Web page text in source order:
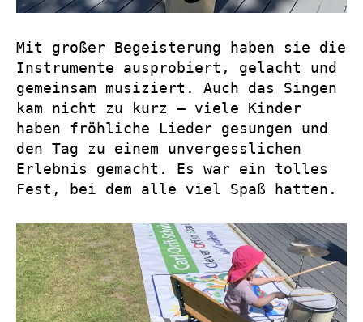
Mit großer Begeisterung haben sie die
Instrumente ausprobiert, gelacht und
gemeinsam musiziert. Auch das Singen
kam nicht zu kurz – viele Kinder
haben fröhliche Lieder gesungen und
den Tag zu einem unvergesslichen
Erlebnis gemacht. Es war ein tolles
Fest, bei dem alle viel Spaß hatten.